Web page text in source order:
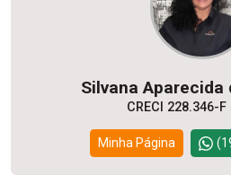
Silvana Aparecida
CRECI 228.346-
Minha Página